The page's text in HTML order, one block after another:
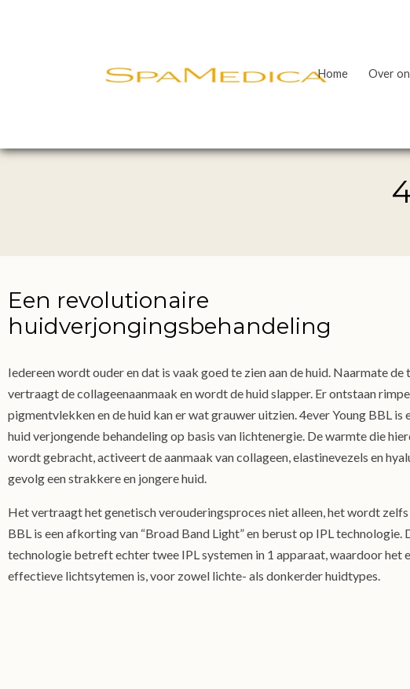
Home Over
Een revolutionaire
huidverjongingsbehandeling
Iedereen wordt ouder en dat is vaak goed te zien aan de huid. Naarmate
vertraagt de collageenaanmaak en wordt de huid slapper. Er ontstaan
pigmentvlekken en de huid kan er wat grauwer uitzien. 4ever Young BBL is
huid verjongende behandeling op basis van lichtenergie. De warmte die
wordt gebracht, activeert de aanmaak van collageen, elastinevezels en
gevolg een strakkere en jongere huid.
Het vertraagt het genetisch verouderingsproces niet alleen, het wordt
BBL is een afkorting van “Broad Band Light” en berust op IPL technologie.
technologie betreft echter twee IPL systemen in 1 apparaat, waardoor het
effectieve lichtsytemen is, voor zowel lichte- als donkerder huidtypes.